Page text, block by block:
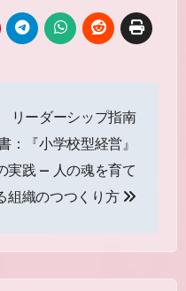
リーダーシップ指南
：『小学校型経営』
実践 — 人の魂を育て
組織のつつくり方